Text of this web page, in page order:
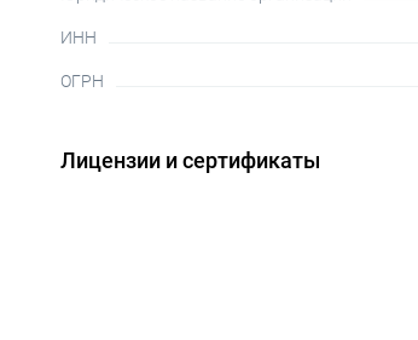
ИНН
ОГРН
Лицензии и сертификаты